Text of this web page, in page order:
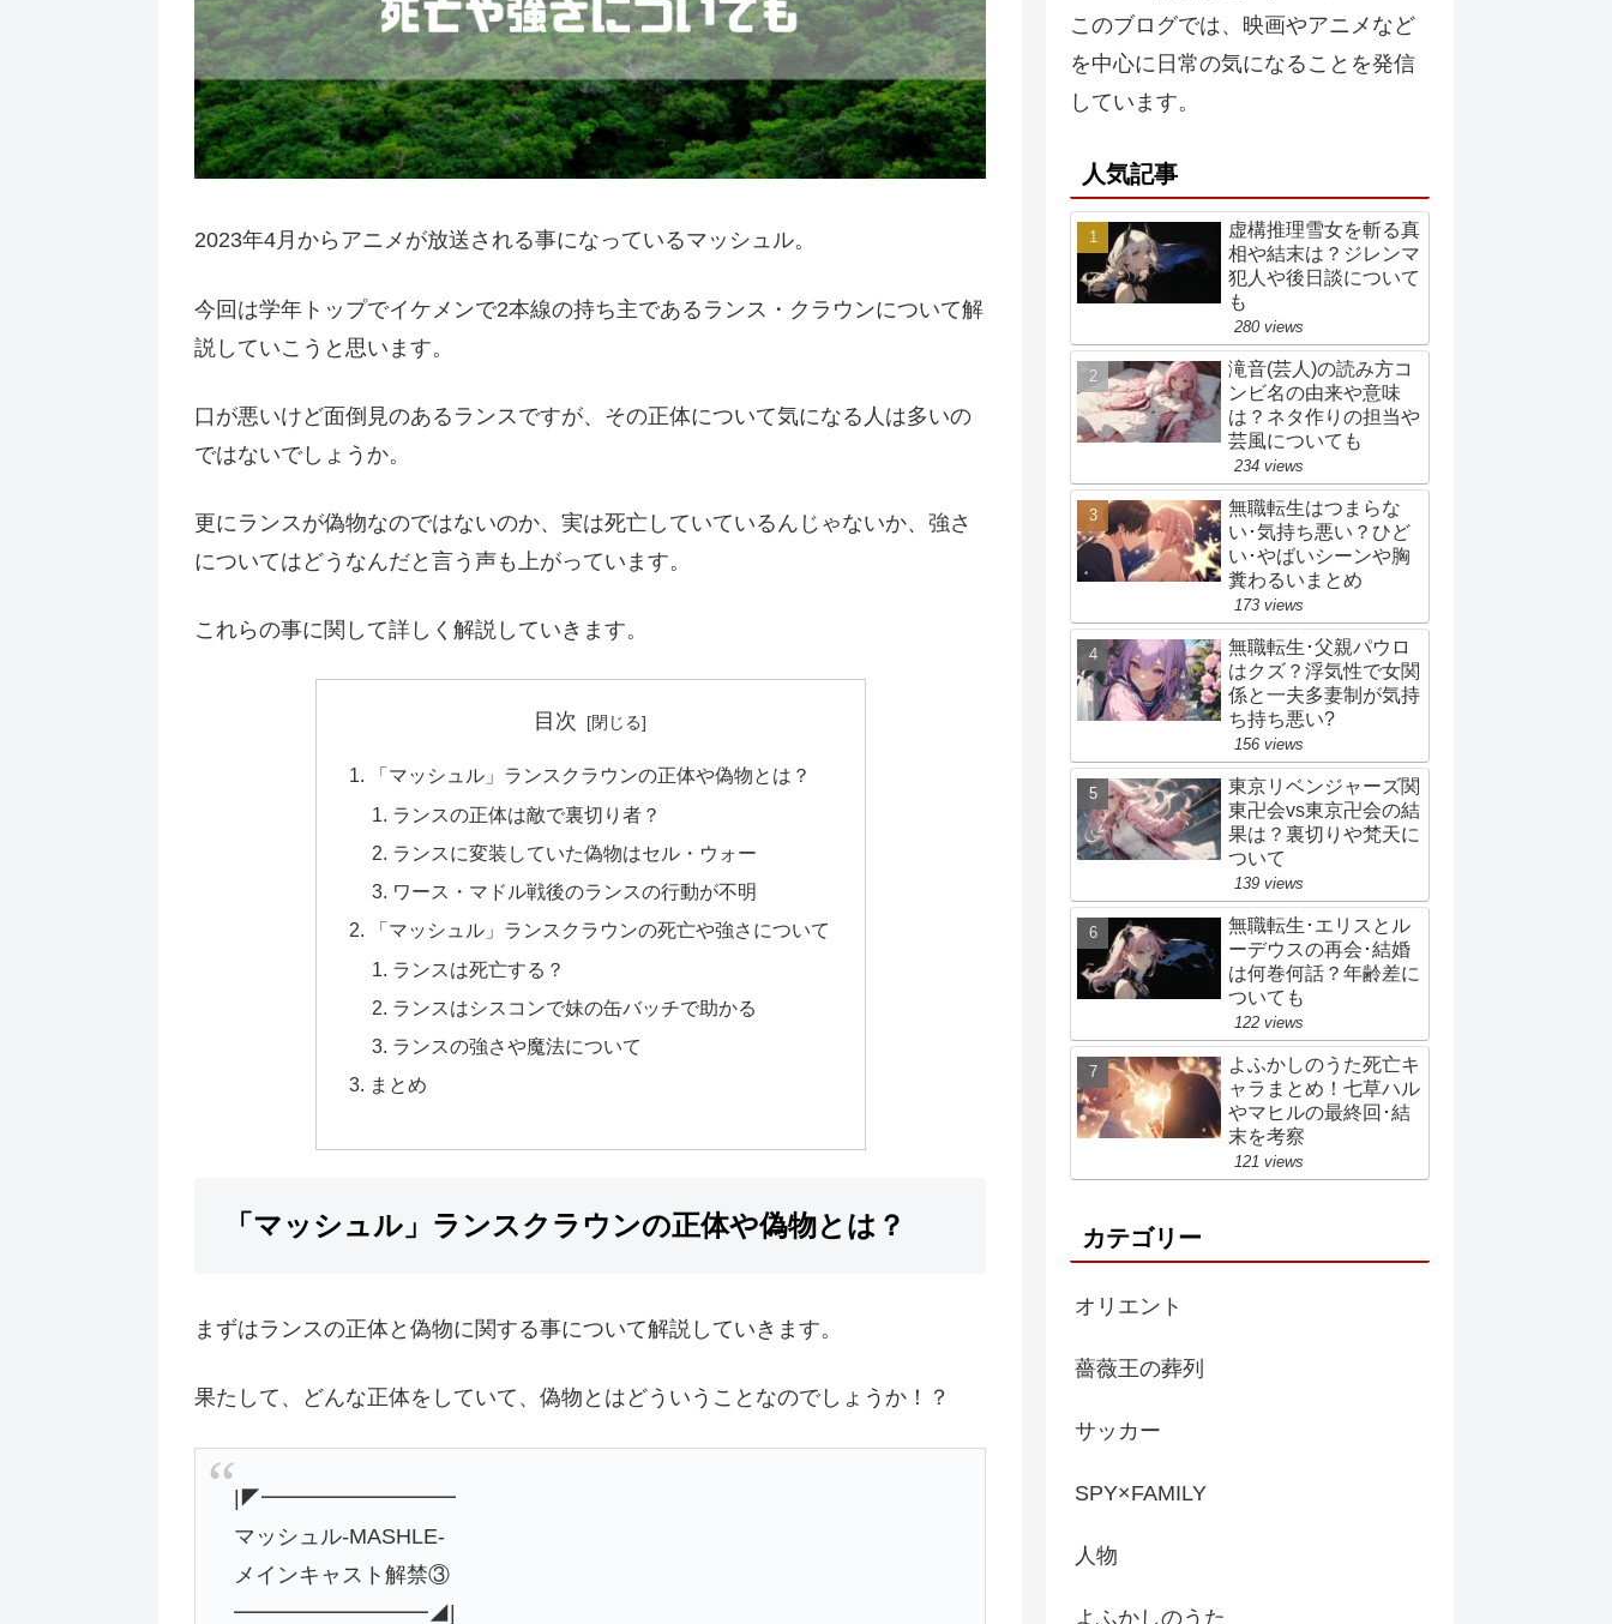
2023年4月からアニメが放送される事になっているマッシュル。
今回は学年トップでイケメンで2本線の持ち主であるランス・クラウンについて解
説していこうと思います。
口が悪いけど面倒見のあるランスですが、その正体について気になる人は多いの
ではないでしょうか。
更にランスが偽物なのではないのか、実は死亡していているんじゃないか、強さ
についてはどうなんだと言う声も上がっています。
これらの事に関して詳しく解説していきます。
目次
「マッシュル」ランスクラウンの正体や偽物とは？
ランスの正体は敵で裏切り者？
ランスに変装していた偽物はセル・ウォー
ワース・マドル戦後のランスの行動が不明
「マッシュル」ランスクラウンの死亡や強さについて
ランスは死亡する？
ランスはシスコンで妹の缶バッチで助かる
ランスの強さや魔法について
まとめ
「マッシュル」ランスクラウンの正体や偽物とは？
まずはランスの正体と偽物に関する事について解説していきます。
果たして、どんな正体をしていて、偽物とはどういうことなのでしょうか！？
|◤━━━━━━━━━
マッシュル-MASHLE-
メインキャスト解禁③
━━━━━━━━━◢|
このブログでは、映画やアニメなど
を中心に日常の気になることを発信
しています。
人気記事
虚構推理雪女を斬る真
相や結末は？ジレンマ
犯人や後日談について
も
280 views
滝音(芸人)の読み方コ
ンビ名の由来や意味
は？ネタ作りの担当や
芸風についても
234 views
無職転生はつまらな
い･気持ち悪い？ひど
い･やばいシーンや胸
糞わるいまとめ
173 views
無職転生･父親パウロ
はクズ？浮気性で女関
係と一夫多妻制が気持
ち持ち悪い?
156 views
東京リベンジャーズ関
東卍会vs東京卍会の結
果は？裏切りや梵天に
ついて
139 views
無職転生･エリスとル
ーデウスの再会･結婚
は何巻何話？年齢差に
ついても
122 views
よふかしのうた死亡キ
ャラまとめ！七草ハル
やマヒルの最終回･結
末を考察
121 views
カテゴリー
オリエント
薔薇王の葬列
サッカー
SPY×FAMILY
人物
よふかしのうた